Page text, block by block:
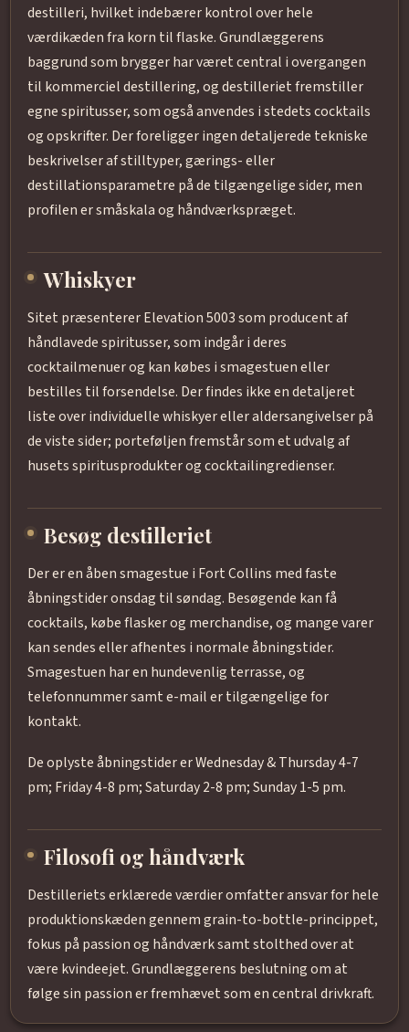
destilleri, hvilket indebærer kontrol over hele
værdikæden fra korn til flaske. Grundlæggerens
baggrund som brygger har været central i overgangen
til kommerciel destillering, og destilleriet fremstiller
egne spiritusser, som også anvendes i stedets cocktails
og opskrifter. Der foreligger ingen detaljerede tekniske
beskrivelser af stilltyper, gærings- eller
destillationsparametre på de tilgængelige sider, men
profilen er småskala og håndværkspræget.
Whiskyer
Sitet præsenterer Elevation 5003 som producent af
håndlavede spiritusser, som indgår i deres
cocktailmenuer og kan købes i smagestuen eller
bestilles til forsendelse. Der findes ikke en detaljeret
liste over individuelle whiskyer eller aldersangivelser på
de viste sider; porteføljen fremstår som et udvalg af
husets spiritusprodukter og cocktailingredienser.
Besøg destilleriet
Der er en åben smagestue i Fort Collins med faste
åbningstider onsdag til søndag. Besøgende kan få
cocktails, købe flasker og merchandise, og mange varer
kan sendes eller afhentes i normale åbningstider.
Smagestuen har en hundevenlig terrasse, og
telefonnummer samt e-mail er tilgængelige for
kontakt.
De oplyste åbningstider er Wednesday & Thursday 4-7
pm; Friday 4-8 pm; Saturday 2-8 pm; Sunday 1-5 pm.
Filosofi og håndværk
Destilleriets erklærede værdier omfatter ansvar for hele
produktionskæden gennem grain-to-bottle-princippet,
fokus på passion og håndværk samt stolthed over at
være kvindeejet. Grundlæggerens beslutning om at
følge sin passion er fremhævet som en central drivkraft.